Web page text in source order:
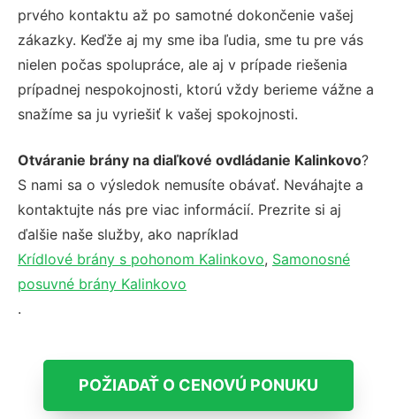
prvého kontaktu až po samotné dokončenie vašej
zákazky. Keďže aj my sme iba ľudia, sme tu pre vás
nielen počas spolupráce, ale aj v prípade riešenia
prípadnej nespokojnosti, ktorú vždy berieme vážne a
snažíme sa ju vyriešiť k vašej spokojnosti.
Otváranie brány na diaľkové ovdládanie Kalinkovo?
S nami sa o výsledok nemusíte obávať. Neváhajte a
kontaktujte nás pre viac informácií. Prezrite si aj
ďalšie naše služby, ako napríklad
Krídlové brány s pohonom Kalinkovo, Samonosné
posuvné brány Kalinkovo
.
POŽIADAŤ O CENOVÚ PONUKU